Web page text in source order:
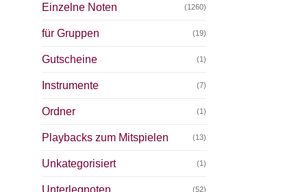
Einzelne Noten (1260)
für Gruppen (19)
Gutscheine (1)
Instrumente (7)
Ordner (1)
Playbacks zum Mitspielen (13)
Unkategorisiert (1)
Unterlegnoten (52)